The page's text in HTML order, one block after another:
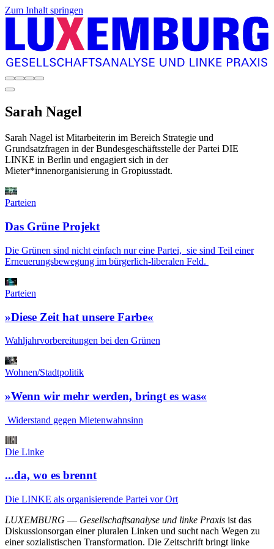
Zum Inhalt springen
Sarah Nagel
Sarah Nagel ist Mitarbeiterin im Bereich Strategie und
Grundsatzfragen in der Bundesgeschäftsstelle der Partei DIE
LINKE in Berlin und engagiert sich in der
Mieter*innenorganisierung in Gropiusstadt.
Parteien
Das Grüne Projekt
Die Grünen sind nicht einfach nur eine Partei, sie sind Teil einer
Erneuerungsbewegung im bürgerlich-liberalen Feld.
Parteien
»Diese Zeit hat unsere Farbe«
Wahljahrvorbereitungen bei den Grünen
Wohnen/Stadtpolitik
»Wenn wir mehr werden, bringt es was«
Widerstand gegen Mietenwahnsinn
Die Linke
...da, wo es brennt
Die LINKE als organisierende Partei vor Ort
LUXEMBURG — Gesellschaftsanalyse und linke Praxis ist das
Diskussionsorgan einer pluralen Linken und sucht nach Wegen zu
einer sozialistischen Transformation. Die Zeitschrift bringt linke